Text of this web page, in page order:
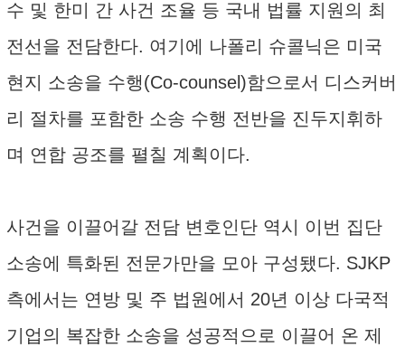
수 및 한미 간 사건 조율 등 국내 법률 지원의 최
전선을 전담한다. 여기에 나폴리 슈콜닉은 미국
현지 소송을 수행(Co-counsel)함으로서 디스커버
리 절차를 포함한 소송 수행 전반을 진두지휘하
며 연합 공조를 펼칠 계획이다.
사건을 이끌어갈 전담 변호인단 역시 이번 집단
소송에 특화된 전문가만을 모아 구성됐다. SJKP
측에서는 연방 및 주 법원에서 20년 이상 다국적
기업의 복잡한 소송을 성공적으로 이끌어 온 제